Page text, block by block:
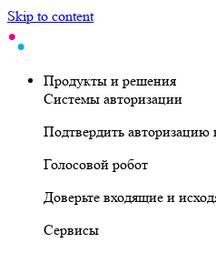
Skip to content
Продукты и решения
Системы авторизации
Подтвердить
Голосовой робот
Доверьте входящие и
Сервисы